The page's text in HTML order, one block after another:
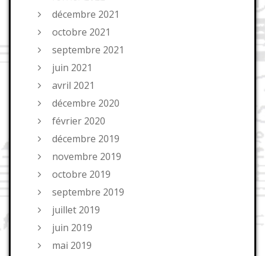
décembre 2021
octobre 2021
septembre 2021
juin 2021
avril 2021
décembre 2020
février 2020
décembre 2019
novembre 2019
octobre 2019
septembre 2019
juillet 2019
juin 2019
mai 2019